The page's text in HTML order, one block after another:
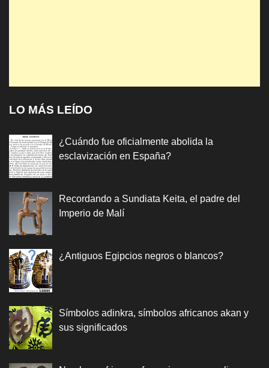
LO MÁS LEÍDO
¿Cuándo fue oficialmente abolida la
esclavización en España?
Recordando a Sundiata Keita, el padre del
Imperio de Malí
¿Antiguos Egipcios negros o blancos?
Símbolos adinkra, símbolos africanos akan y
sus significados